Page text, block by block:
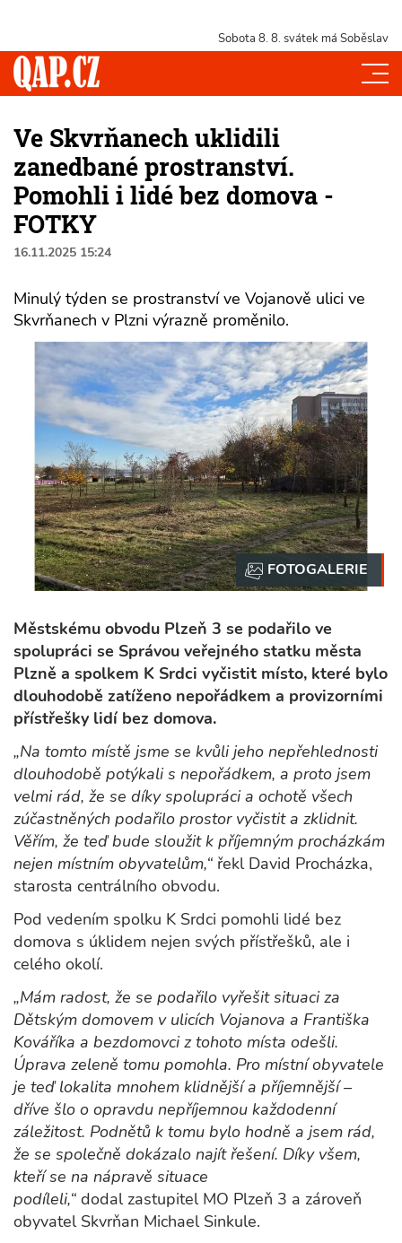
Sobota 8. 8. svátek má Soběslav
Ve Skvrňanech uklidili
zanedbané prostranství.
Pomohli i lidé bez domova -
FOTKY
16.11.2025 15:24
Minulý týden se prostranství ve Vojanově ulici ve
Skvrňanech v Plzni výrazně proměnilo.
Městskému obvodu Plzeň 3 se podařilo ve
spolupráci se Správou veřejného statku města
Plzně a spolkem K Srdci vyčistit místo, které bylo
dlouhodobě zatíženo nepořádkem a provizorními
přístřešky lidí bez domova.
„Na tomto místě jsme se kvůli jeho nepřehlednosti
dlouhodobě potýkali s nepořádkem, a proto jsem
velmi rád, že se díky spolupráci a ochotě všech
zúčastněných podařilo prostor vyčistit a zklidnit.
Věřím, že teď bude sloužit k příjemným procházkám
nejen místním obyvatelům,“ řekl David Procházka,
starosta centrálního obvodu.
Pod vedením spolku K Srdci pomohli lidé bez
domova s úklidem nejen svých přístřešků, ale i
celého okolí.
„Mám radost, že se podařilo vyřešit situaci za
Dětským domovem v ulicích Vojanova a Františka
Kováříka a bezdomovci z tohoto místa odešli.
Úprava zeleně tomu pomohla. Pro místní obyvatele
je teď lokalita mnohem klidnější a příjemnější –
dříve šlo o opravdu nepříjemnou každodenní
záležitost. Podnětů k tomu bylo hodně a jsem rád,
že se společně dokázalo najít řešení. Díky všem,
kteří se na nápravě situace
podíleli,“ dodal zastupitel MO Plzeň 3 a zároveň
obyvatel Skvrňan Michael Sinkule.